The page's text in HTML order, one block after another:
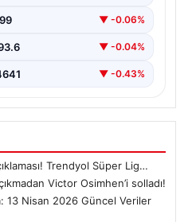
▼ -0.06%
▼ -0.04%
▼ -0.43%
Trendyol Süper Lig…
Victor Osimhen’i solladı!
13 Nisan 2026 Güncel Veriler